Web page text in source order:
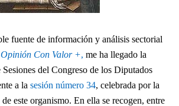
fuente de información y análisis sectorial
Opinión Con Valor +, me ha llegado la
del Congreso de los Diputados
a la sesión número 34, celebrada por la
este organismo. En ella se recogen, entre